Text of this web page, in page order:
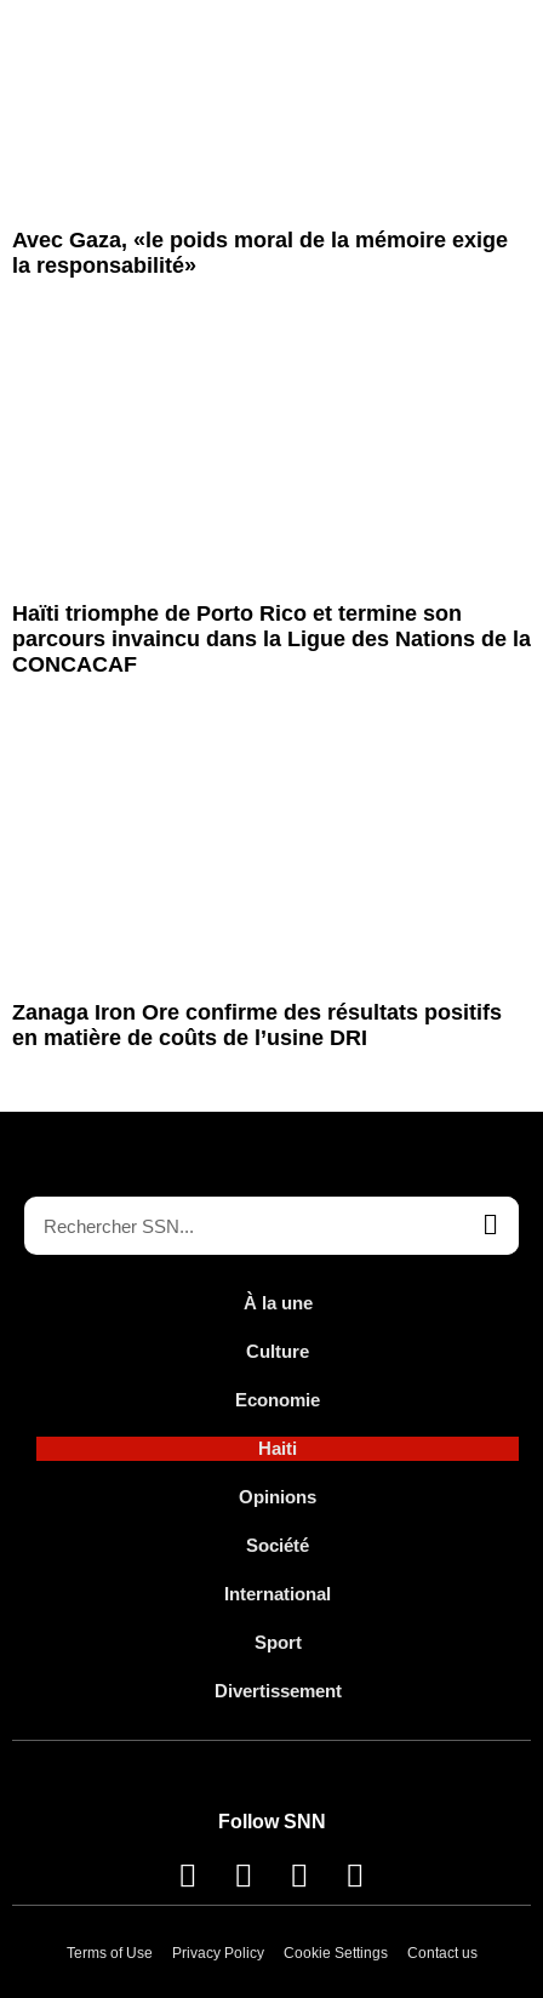
Avec Gaza, «le poids moral de la mémoire exige
la responsabilité»
Haïti triomphe de Porto Rico et termine son
parcours invaincu dans la Ligue des Nations de la
CONCACAF
Zanaga Iron Ore confirme des résultats positifs
en matière de coûts de l’usine DRI
À la une
Culture
Economie
Haiti
Opinions
Société
International
Sport
Divertissement
Follow SNN
Terms of Use Privacy Policy Cookie Settings Contact us